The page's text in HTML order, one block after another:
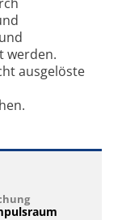
werden.
ausgelöste